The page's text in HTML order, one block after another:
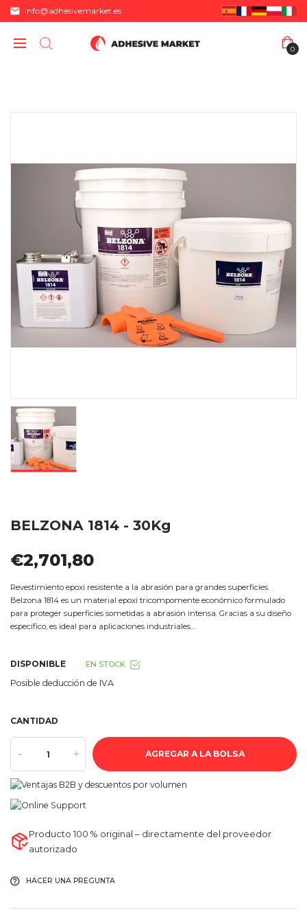
info@adhesivemarket.es
0
BELZONA 1814 - 30Kg
€2,701,80
Revestimiento epoxi resistente a la abrasión para grandes superficies.
Belzona 1814 es un material epoxi tricompomente económico formulado
para proteger superficies sometidas a abrasión intensa. Gracias a su diseño
específico, es ideal para aplicaciones industriales...
DISPONIBLE EN STOCK
Posible deducción de IVA
CANTIDAD
- + AGREGAR A LA BOLSA
Producto 100 % original – directamente del proveedor
autorizado
HACER UNA PREGUNTA